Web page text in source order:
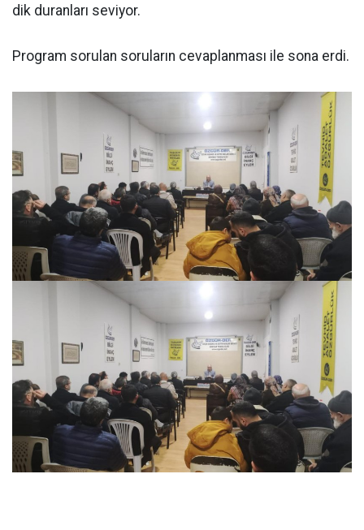
dik duranları seviyor.
Program sorulan soruların cevaplanması ile sona erdi.